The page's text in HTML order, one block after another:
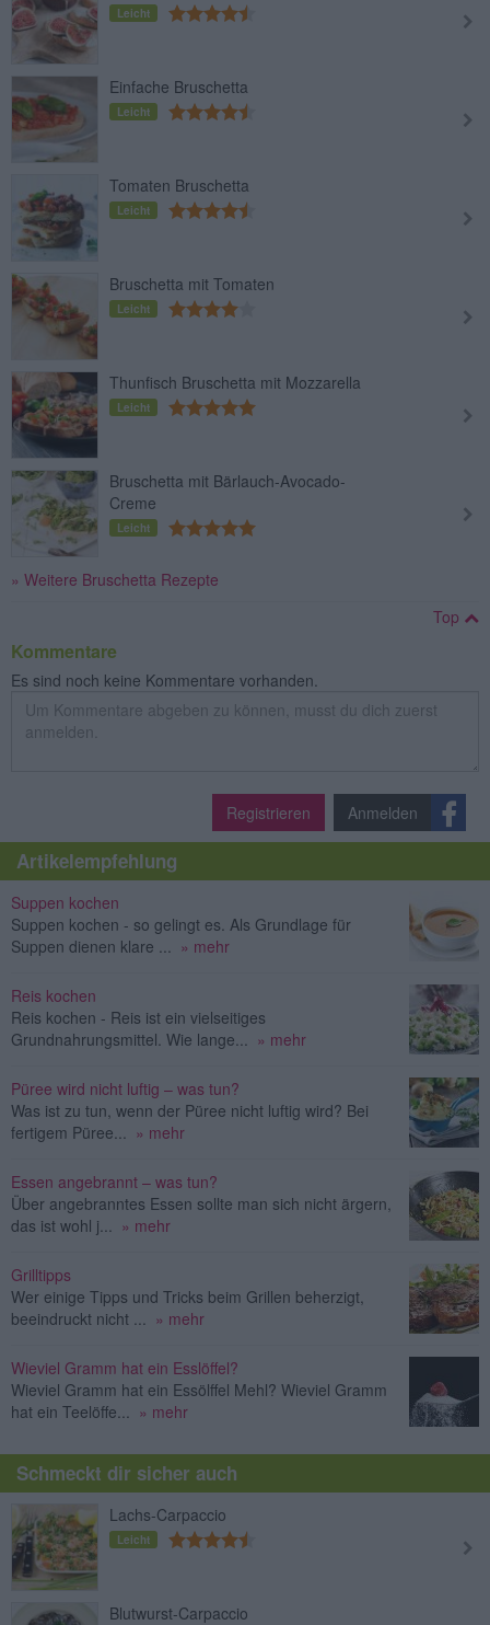
Leicht
Einfache Bruschetta
Leicht
Tomaten Bruschetta
Leicht
Bruschetta mit Tomaten
Leicht
Thunfisch Bruschetta mit Mozzarella
Leicht
Bruschetta mit Bärlauch-Avocado-
Creme
Leicht
» Weitere Bruschetta Rezepte
Top
Kommentare
Es sind noch keine Kommentare vorhanden.
Registrieren Anmelden
Artikelempfehlung
Suppen kochen
Suppen kochen - so gelingt es. Als Grundlage für
Suppen dienen klare ...
» mehr
Reis kochen
Reis kochen - Reis ist ein vielseitiges
Grundnahrungsmittel. Wie lange...
» mehr
Püree wird nicht luftig – was tun?
Was ist zu tun, wenn der Püree nicht luftig wird? Bei
fertigem Püree...
» mehr
Essen angebrannt – was tun?
Über angebranntes Essen sollte man sich nicht ärgern,
das ist wohl j...
» mehr
Grilltipps
Wer einige Tipps und Tricks beim Grillen beherzigt,
beeindruckt nicht ...
» mehr
Wieviel Gramm hat ein Esslöffel?
Wieviel Gramm hat ein Essölffel Mehl? Wieviel Gramm
hat ein Teelöffe...
» mehr
Schmeckt dir sicher auch
Lachs-Carpaccio
Leicht
Blutwurst-Carpaccio